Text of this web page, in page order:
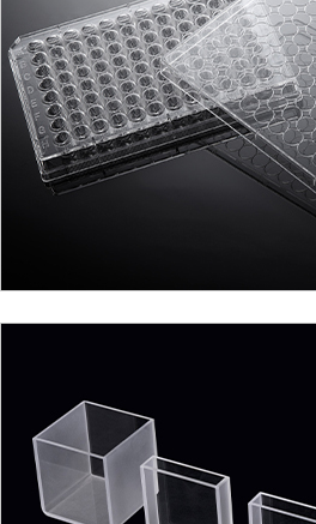
细胞培养板
比色皿